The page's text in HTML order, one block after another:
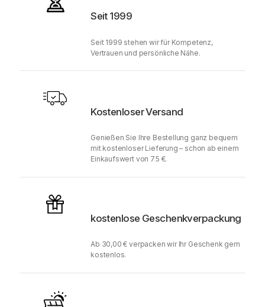
Seit 1999
Seit 1999 stehen wir für Kompetenz,
Vertrauen und persönliche Nähe.
Kostenloser Versand
Genießen Sie Ihre Bestellung ganz bequem
mit kostenloser Lieferung – schon ab einem
Einkaufswert von 75 €.
kostenlose Geschenkverpackung
Ab 30,00 € verpacken wir Ihr Geschenk gern
kostenlos.